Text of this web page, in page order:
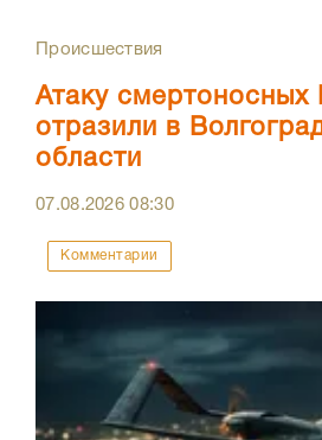
Происшествия
Атаку
отразили в
области
07.08.202608:30
Комментарии